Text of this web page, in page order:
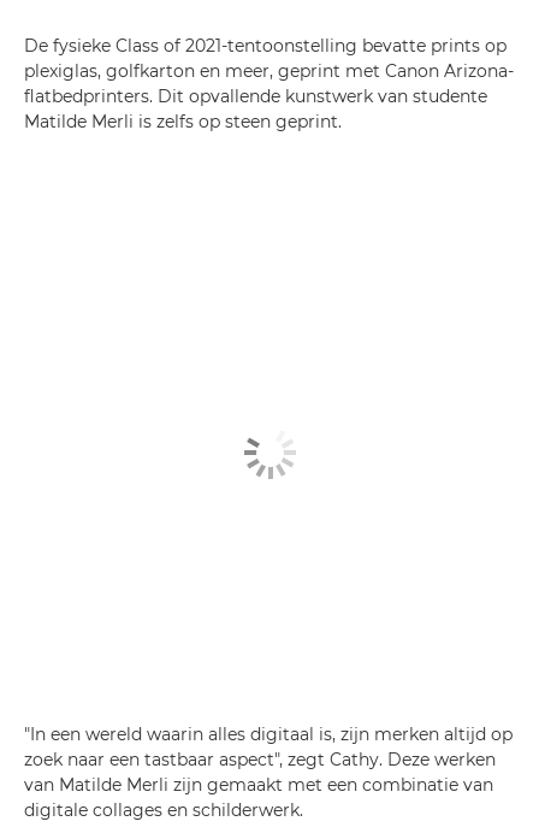
De fysieke Class of 2021-tentoonstelling bevatte prints op
plexiglas, golfkarton en meer, geprint met Canon Arizona-
flatbedprinters. Dit opvallende kunstwerk van studente
Matilde Merli is zelfs op steen geprint.
"In een wereld waarin alles digitaal is, zijn merken altijd op
zoek naar een tastbaar aspect", zegt Cathy. Deze werken
van Matilde Merli zijn gemaakt met een combinatie van
digitale collages en schilderwerk.